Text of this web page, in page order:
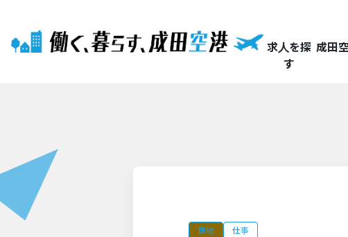
求人を探
す
成田
貨物 仕事